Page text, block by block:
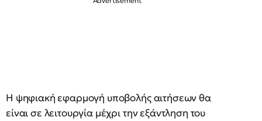
Η ψηφιακή εφαρμογή υποβολής αιτήσεων θα
είναι σε λειτουργία μέχρι την εξάντληση του